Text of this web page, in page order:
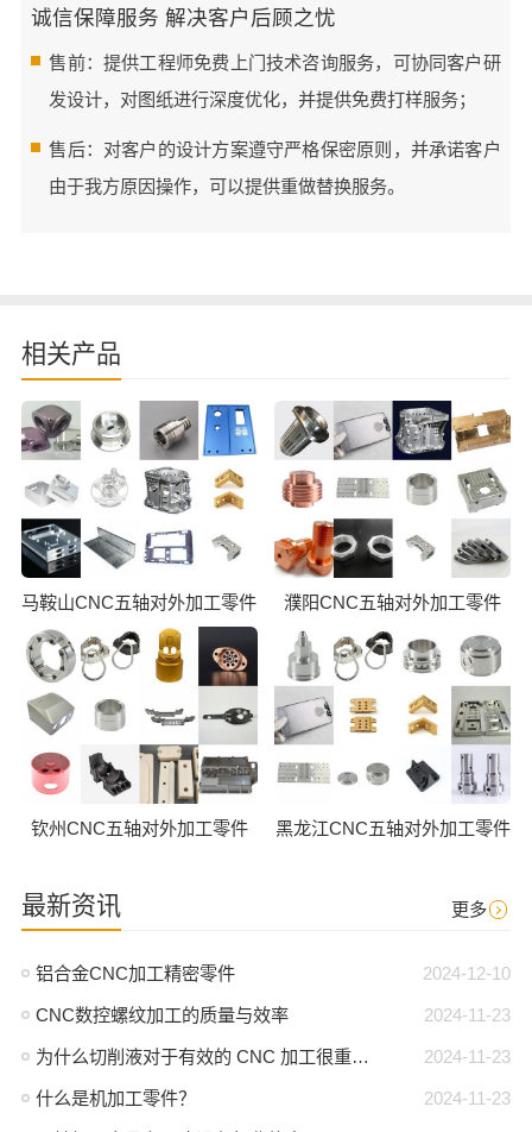
诚信保障服务 解决客户后顾之忧
售前：提供工程师免费上门技术咨询服务，可协同客户研
发设计，对图纸进行深度优化，并提供免费打样服务；
售后：对客户的设计方案遵守严格保密原则，并承诺客户
由于我方原因操作，可以提供重做替换服务。
相关产品
马鞍山CNC五轴对外加工零件 濮阳CNC五轴对外加工零件
钦州CNC五轴对外加工零件 黑龙江CNC五轴对外加工零件
最新资讯 更多
2024-12-10
铝合金CNC加工精密零件
2024-11-23
CNC数控螺纹加工的质量与效率
2024-11-23
为什么切削液对于有效的 CNC 加工很重要？
2024-11-23
什么是机加工零件？